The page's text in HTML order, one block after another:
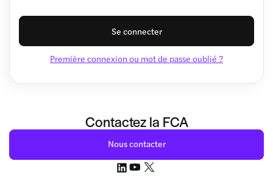
Se connecter
Première connexion ou mot de passe oublié ?
Contactez la FCA
Nous contacter